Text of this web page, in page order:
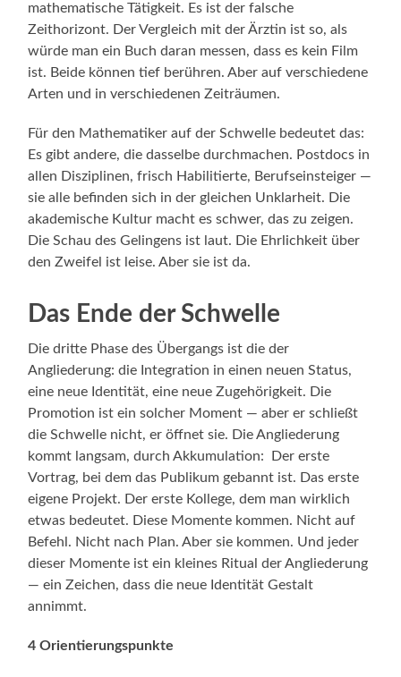
mathematische Tätigkeit. Es ist der falsche
Zeithorizont. Der Vergleich mit der Ärztin ist so, als
würde man ein Buch daran messen, dass es kein Film
ist. Beide können tief berühren. Aber auf verschiedene
Arten und in verschiedenen Zeiträumen.
Für den Mathematiker auf der Schwelle bedeutet das:
Es gibt andere, die dasselbe durchmachen. Postdocs in
allen Disziplinen, frisch Habilitierte, Berufseinsteiger —
sie alle befinden sich in der gleichen Unklarheit. Die
akademische Kultur macht es schwer, das zu zeigen.
Die Schau des Gelingens ist laut. Die Ehrlichkeit über
den Zweifel ist leise. Aber sie ist da.
Das Ende der Schwelle
Die dritte Phase des Übergangs ist die der
Angliederung: die Integration in einen neuen Status,
eine neue Identität, eine neue Zugehörigkeit. Die
Promotion ist ein solcher Moment — aber er schließt
die Schwelle nicht, er öffnet sie. Die Angliederung
kommt langsam, durch Akkumulation: Der erste
Vortrag, bei dem das Publikum gebannt ist. Das erste
eigene Projekt. Der erste Kollege, dem man wirklich
etwas bedeutet. Diese Momente kommen. Nicht auf
Befehl. Nicht nach Plan. Aber sie kommen. Und jeder
dieser Momente ist ein kleines Ritual der Angliederung
— ein Zeichen, dass die neue Identität Gestalt
annimmt.
4 Orientierungspunkte